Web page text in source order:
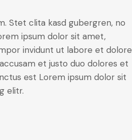
Stet clita kasd gubergren, no
ipsum dolor sit amet,
invidunt ut labore et dolore
et justo duo dolores et
est Lorem ipsum dolor sit
elitr.